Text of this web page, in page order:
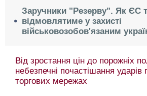
Заручники "Резерву". Як ЄС
відмовлятиме у захисті
військовозобов'язаним
Від зростання цін до порожніх
небезпечні почастішання ударів
торгових мережах